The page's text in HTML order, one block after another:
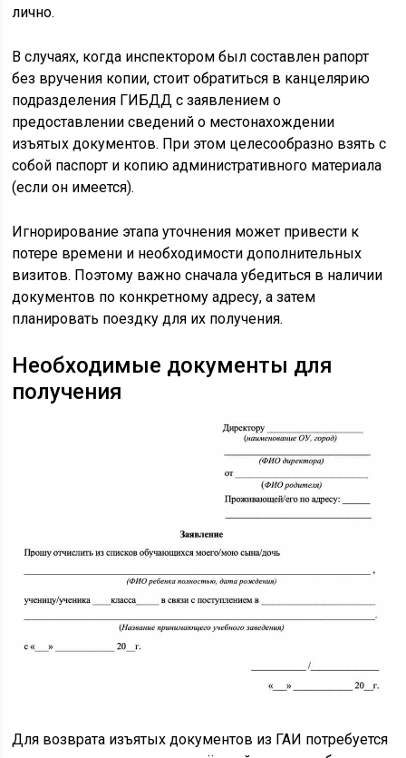
лично.
В случаях, когда инспектором был составлен рапорт
без вручения копии, стоит обратиться в канцелярию
подразделения ГИБДД с заявлением о
предоставлении сведений о местонахождении
изъятых документов. При этом целесообразно взять с
собой паспорт и копию административного материала
(если он имеется).
Игнорирование этапа уточнения может привести к
потере времени и необходимости дополнительных
визитов. Поэтому важно сначала убедиться в наличии
документов по конкретному адресу, а затем
планировать поездку для их получения.
Необходимые документы для
получения
Для возврата изъятых документов из ГАИ потребуется